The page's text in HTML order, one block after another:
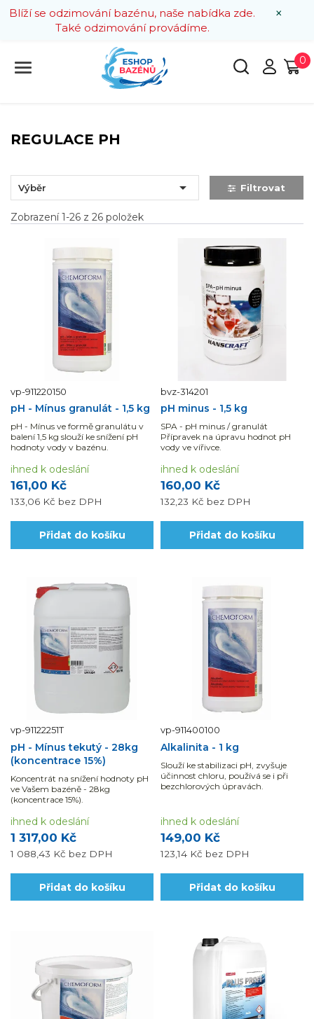
×
Blíží se odzimování bazénu, naše nabídka zde.
Také odzimování provádíme.
0
REGULACE PH
Výběr  Filtrovat
Zobrazení 1-26 z 26 položek
vp-911220150
pH - Mínus granulát - 1,5 kg
pH - Mínus ve formě granulátu v
balení 1,5 kg slouží ke snížení pH
hodnoty vody v bazénu.
161,00 Kč
133,06 Kč bez DPH
ihned k odeslání
Přidat do košíku
bvz-314201
pH minus - 1,5 kg
SPA - pH minus / granulát
Přípravek na úpravu hodnot pH
vody ve vířivce.
160,00 Kč
132,23 Kč bez DPH
ihned k odeslání
Přidat do košíku
vp-91122251T
pH - Mínus tekutý - 28kg
(koncentrace 15%)
Koncentrát na snížení hodnoty pH
ve Vašem bazéně - 28kg
(koncentrace 15%).
1 317,00 Kč
1 088,43 Kč bez DPH
ihned k odeslání
Přidat do košíku
vp-911400100
Alkalinita - 1 kg
Slouží ke stabilizaci pH, zvyšuje
účinnost chloru, používá se i při
bezchlorových úpravách.
149,00 Kč
123,14 Kč bez DPH
ihned k odeslání
Přidat do košíku